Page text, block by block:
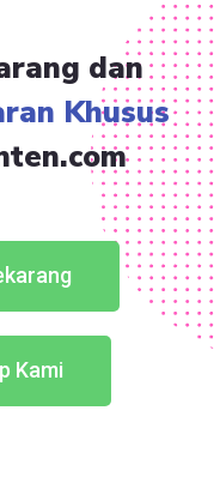
dan
Khusus
Kami